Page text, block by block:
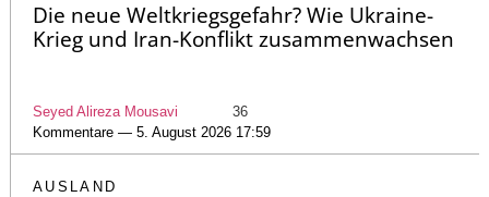
Die neue Weltkriegsgefahr? Wie Ukraine-
Krieg und Iran-Konflikt zusammenwachsen
Seyed Alireza Mousavi
36
Kommentare — 5. August 2026 17:59
AUSLAND